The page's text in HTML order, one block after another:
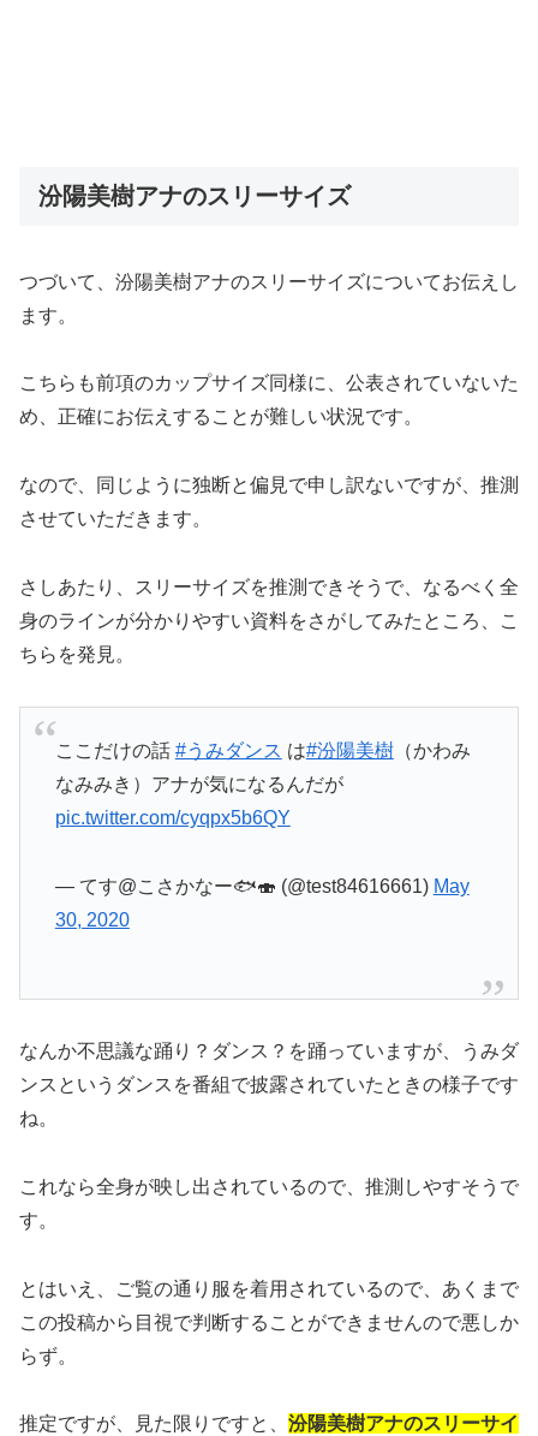
汾陽美樹アナのスリーサイズ
つづいて、汾陽美樹アナのスリーサイズについてお伝えし
ます。
こちらも前項のカップサイズ同様に、公表されていないた
め、正確にお伝えすることが難しい状況です。
なので、同じように独断と偏見で申し訳ないですが、推測
させていただきます。
さしあたり、スリーサイズを推測できそうで、なるべく全
身のラインが分かりやすい資料をさがしてみたところ、こ
ちらを発見。
ここだけの話 #うみダンス は#汾陽美樹（かわみ
なみみき）アナが気になるんだが
pic.twitter.com/cyqpx5b6QY
— てす@こさかなー🐟🍣 (@test84616661) May
30, 2020
なんか不思議な踊り？ダンス？を踊っていますが、うみダ
ンスというダンスを番組で披露されていたときの様子です
ね。
これなら全身が映し出されているので、推測しやすそうで
す。
とはいえ、ご覧の通り服を着用されているので、あくまで
この投稿から目視で判断することができませんので悪しか
らず。
推定ですが、見た限りですと、 汾陽美樹アナのスリーサイ